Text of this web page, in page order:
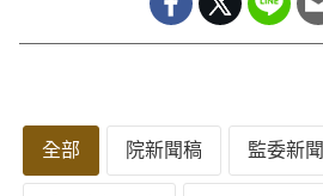
全部 院新聞稿 監委新